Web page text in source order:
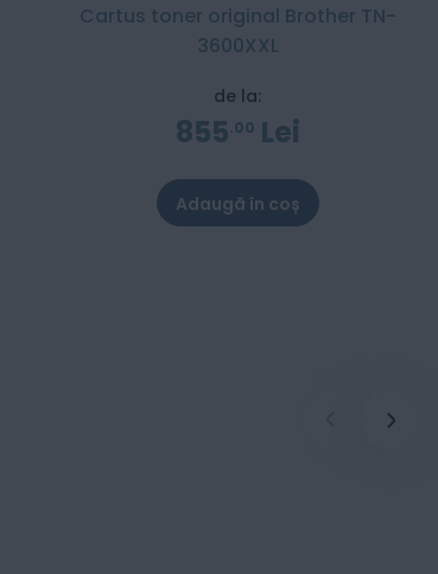
Cartus toner original Brother TN-
3600XXL
de la:
855 00 Lei
Adaugă în coș